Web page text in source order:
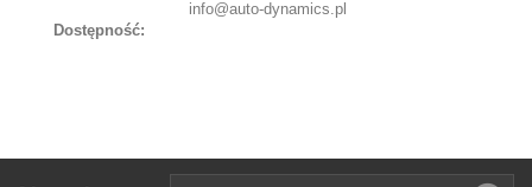
info@auto-dynamics.pl
Dostępność: